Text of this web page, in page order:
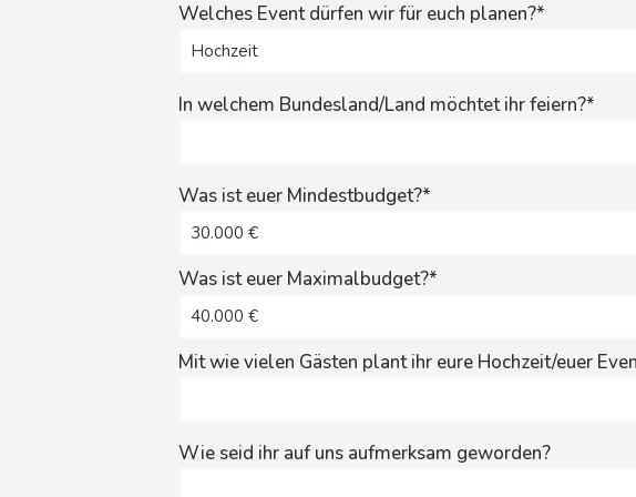
Welches Event dürfen wir für euch planen?*
In welchem Bundesland/Land möchtet ihr feiern?*
Was ist euer Mindestbudget?*
Was ist euer Maximalbudget?*
Mit wie vielen Gästen plant ihr eure Hochzeit/euer
Wie seid ihr auf uns aufmerksam geworden?